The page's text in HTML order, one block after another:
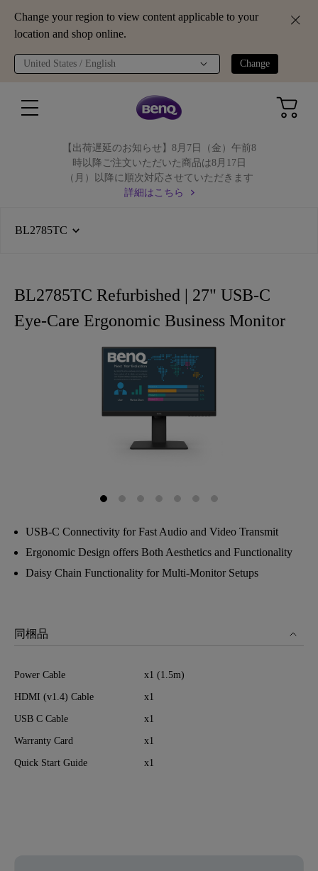
Change your region to view content applicable to your
location and shop online.
United States / English Change
【出荷遅延のお知らせ】8月7日（金）午前8
時以降ご注文いただいた商品は8月17日
（月）以降に順次対応させていただきます
詳細はこちら
BL2785TC
BL2785TC Refurbished | 27" USB-C
Eye-Care Ergonomic Business Monitor
USB-C Connectivity for Fast Audio and Video Transmit
Ergonomic Design offers Both Aesthetics and Functionality
Daisy Chain Functionality for Multi-Monitor Setups
同梱品
Power Cable x1 (1.5m)
HDMI (v1.4) Cable x1
USB C Cable x1
Warranty Card x1
Quick Start Guide x1